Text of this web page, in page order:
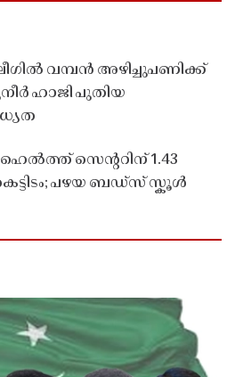
വമ്പൻ അഴിച്ചുപണിക്ക്
ഹാജി പുതിയ
സെൻ്ററിന് 1.43
പഴയ ബഡ്സ് സ്കൂൾ